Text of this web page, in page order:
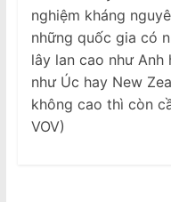
nghiệm kháng
những quốc gia có
lây lan cao như
như Úc hay New
không cao thì còn
VOV)